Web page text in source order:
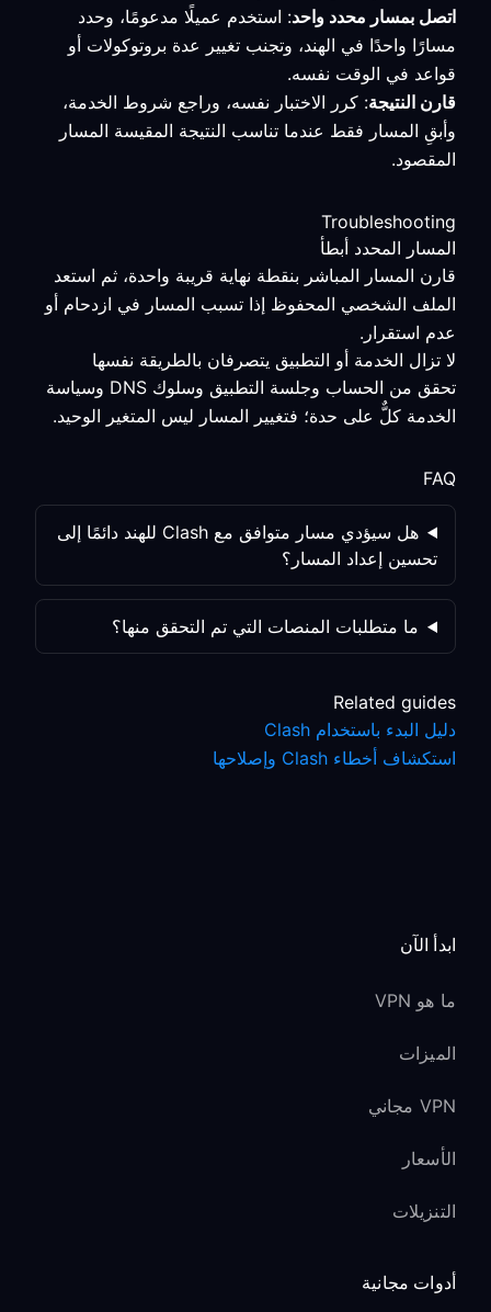
اتصل بمسار محدد واحد: استخدم عميلًا مدعومًا، وحدد
مسارًا واحدًا في الهند، وتجنب تغيير عدة بروتوكولات أو
قواعد في الوقت نفسه.
قارن النتيجة: كرر الاختبار نفسه، وراجع شروط الخدمة،
وأبقِ المسار فقط عندما تناسب النتيجة المقيسة المسار
المقصود.
Troubleshooting
المسار المحدد أبطأ
قارن المسار المباشر بنقطة نهاية قريبة واحدة، ثم استعد
الملف الشخصي المحفوظ إذا تسبب المسار في ازدحام أو
عدم استقرار.
لا تزال الخدمة أو التطبيق يتصرفان بالطريقة نفسها
تحقق من الحساب وجلسة التطبيق وسلوك DNS وسياسة
الخدمة كلٌّ على حدة؛ فتغيير المسار ليس المتغير الوحيد.
FAQ
هل سيؤدي مسار متوافق مع Clash للهند دائمًا إلى
تحسين إعداد المسار؟
ما متطلبات المنصات التي تم التحقق منها؟
Related guides
دليل البدء باستخدام Clash
استكشاف أخطاء Clash وإصلاحها
ابدأ الآن
ما هو VPN
الميزات
VPN مجاني
الأسعار
التنزيلات
أدوات مجانية